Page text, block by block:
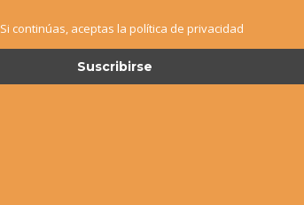
Si continúas, aceptas la política de privacidad